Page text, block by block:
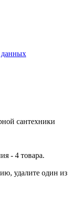
данных
сантехники
- 4 товара.
удалите один из